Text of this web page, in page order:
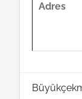
Adres